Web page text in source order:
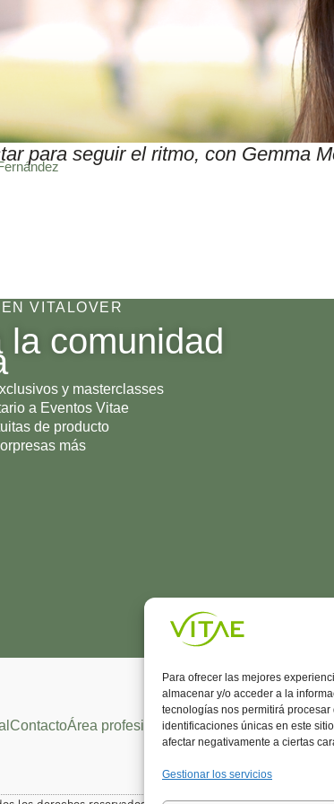
Para ofrecer las mejores
almacenar y/o acceder a la
tecnologías nos permitirá
identificaciones únicas en este
afectar negativamente a ciertas
Gestionar los servicios
para seguir el ritmo, con Gemma
VITALOVER
la comunidad
y masterclasses
a Eventos Vitae
de producto
más
ContactoÁrea profesional